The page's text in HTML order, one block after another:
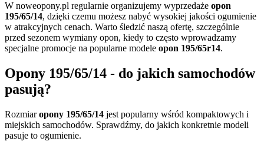
W noweopony.pl regularnie organizujemy wyprzedaże opon
195/65/14, dzięki czemu możesz nabyć wysokiej jakości ogumienie
w atrakcyjnych cenach. Warto śledzić naszą ofertę, szczególnie
przed sezonem wymiany opon, kiedy to często wprowadzamy
specjalne promocje na popularne modele opon 195/65r14.
Opony 195/65/14 - do jakich samochodów
pasują?
Rozmiaropony 195/65/14 jest popularny wśród kompaktowych i
miejskich samochodów. Sprawdźmy, do jakich konkretnie modeli
pasuje to ogumienie.